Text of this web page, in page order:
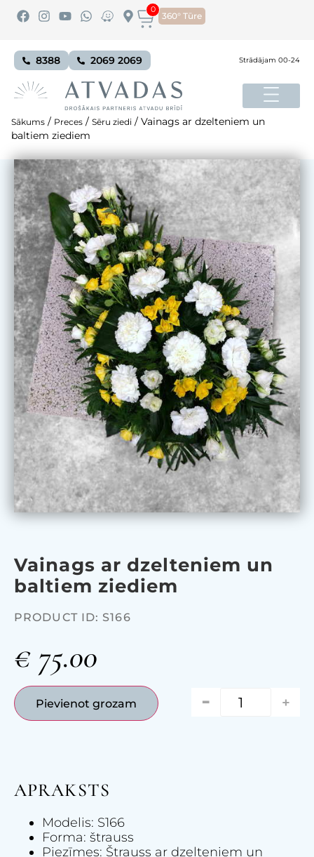
360° Tūre
0
8388 2069 2069 Strādājam 00-24
Sākums / Preces / Sēru ziedi / Vainags ar dzelteniem un
baltiem ziediem
Vainags ar dzelteniem un
baltiem ziediem
PRODUCT ID: S166
€ 75.00
- +
Pievienot grozam
APRAKSTS
Modelis: S166
Forma: štrauss
Piezīmes: Štrauss ar dzelteniem un